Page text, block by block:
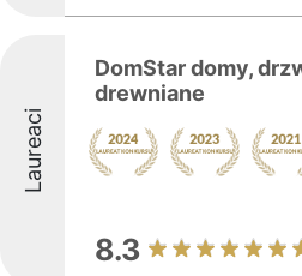
Laureaci
DomStar domy,
drewniane
8.3